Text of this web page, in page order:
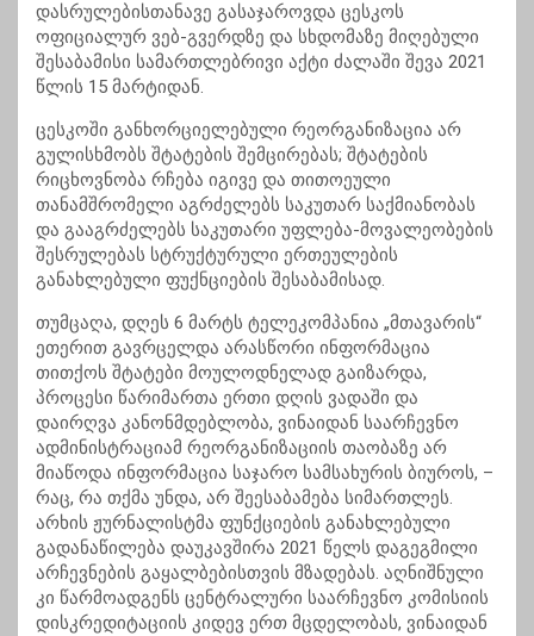
დასრულებისთანავე გასაჯაროვდა ცესკოს
ოფიციალურ ვებ-გვერდზე და სხდომაზე მიღებული
შესაბამისი სამართლებრივი აქტი ძალაში შევა 2021
წლის 15 მარტიდან.
ცესკოში განხორციელებული რეორგანიზაცია არ
გულისხმობს შტატების შემცირებას; შტატების
რიცხოვნობა რჩება იგივე და თითოეული
თანამშრომელი აგრძელებს საკუთარ საქმიანობას
და გააგრძელებს საკუთარი უფლება-მოვალეობების
შესრულებას სტრუქტურული ერთეულების
განახლებული ფუქნციების შესაბამისად.
თუმცაღა, დღეს 6 მარტს ტელეკომპანია „მთავარის“
ეთერით გავრცელდა არასწორი ინფორმაცია
თითქოს შტატები მოულოდნელად გაიზარდა,
პროცესი წარიმართა ერთი დღის ვადაში და
დაირღვა კანონმდებლობა, ვინაიდან საარჩევნო
ადმინისტრაციამ რეორგანიზაციის თაობაზე არ
მიაწოდა ინფორმაცია საჯარო სამსახურის ბიუროს, –
რაც, რა თქმა უნდა, არ შეესაბამება სიმართლეს.
არხის ჟურნალისტმა ფუნქციების განახლებული
გადანაწილება დაუკავშირა 2021 წელს დაგეგმილი
არჩევნების გაყალბებისთვის მზადებას. აღნიშნული
კი წარმოადგენს ცენტრალური საარჩევნო კომისიის
დისკრედიტაციის კიდევ ერთ მცდელობას, ვინაიდან